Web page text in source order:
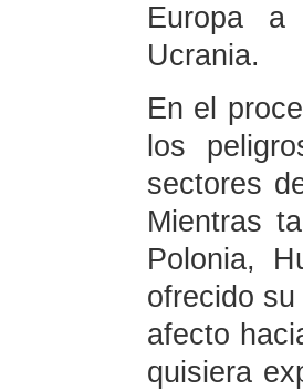
Europa a
Ucrania.
En el
los
sectores
Mientras
Polonia,
ofrecido
afecto
quisiera